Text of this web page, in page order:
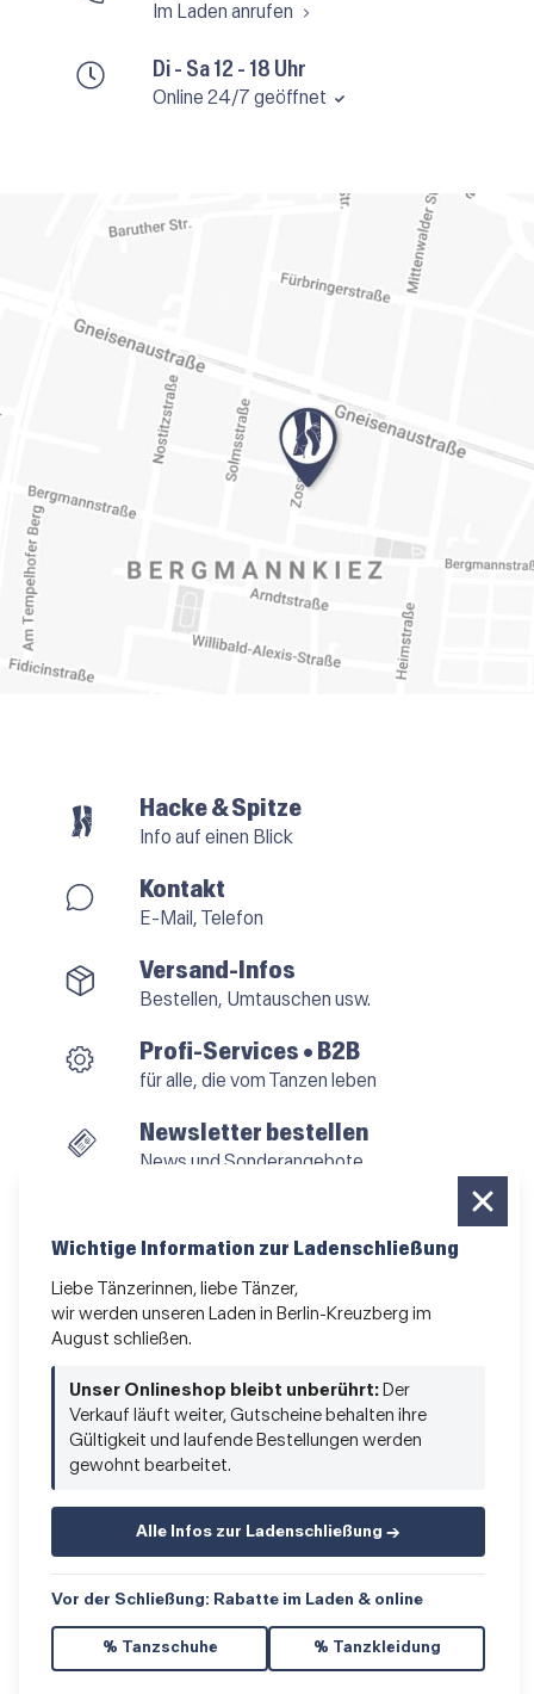
Di - Sa 12 - 18 Uhr
Online 24/7 geöffnet
Im Laden anrufen
Hacke & Spitze
Info auf einen Blick
Kontakt
E-Mail, Telefon
Versand-Infos
Bestellen, Umtauschen usw.
Profi-Services • B2B
für alle, die vom Tanzen leben
Newsletter bestellen
News und Sonderangebote
AGB•Impressum• Datenschutz
© 2026 Hacke & Spitze GmbH
Wichtige Information zur Ladenschließung
Liebe Tänzerinnen, liebe Tänzer,
wir werden unseren Laden in Berlin-Kreuzberg im
August schließen.
Unser Onlineshop bleibt unberührt: Der
Verkauf läuft weiter, Gutscheine behalten ihre
Gültigkeit und laufende Bestellungen werden
gewohnt bearbeitet.
Alle Infos zur Ladenschließung →
Vor der Schließung: Rabatte im Laden & online
% Tanzschuhe % Tanzkleidung